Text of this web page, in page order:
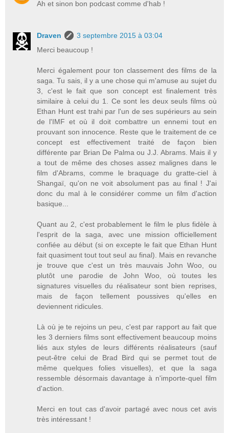
Ah et sinon bon podcast comme d'hab !
Draven
3 septembre 2015 à 03:04
Merci beaucoup !
Merci également pour ton classement des films de la
saga. Tu sais, il y a une chose qui m'amuse au sujet du
3, c'est le fait que son concept est finalement très
similaire à celui du 1. Ce sont les deux seuls films où
Ethan Hunt est trahi par l'un de ses supérieurs au sein
de l'IMF et où il doit combattre un ennemi tout en
prouvant son innocence. Reste que le traitement de ce
concept est effectivement traité de façon bien
différente par Brian De Palma ou J.J. Abrams. Mais il y
a tout de même des choses assez malignes dans le
film d'Abrams, comme le braquage du gratte-ciel à
Shangaï, qu'on ne voit absolument pas au final ! J'ai
donc du mal à le considérer comme un film d'action
basique...
Quant au 2, c'est probablement le film le plus fidèle à
l'esprit de la saga, avec une mission officiellement
confiée au début (si on excepte le fait que Ethan Hunt
fait quasiment tout tout seul au final). Mais en revanche
je trouve que c'est un très mauvais John Woo, ou
plutôt une parodie de John Woo, où toutes les
signatures visuelles du réalisateur sont bien reprises,
mais de façon tellement poussives qu'elles en
deviennent ridicules.
Là où je te rejoins un peu, c'est par rapport au fait que
les 3 derniers films sont effectivement beaucoup moins
liés aux styles de leurs différents réalisateurs (sauf
peut-être celui de Brad Bird qui se permet tout de
même quelques folies visuelles), et que la saga
ressemble désormais davantage à n'importe-quel film
d'action.
Merci en tout cas d'avoir partagé avec nous cet avis
très intéressant !